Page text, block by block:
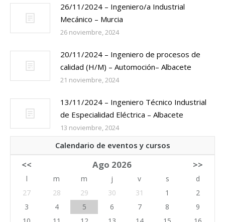
26/11/2024 – Ingeniero/a Industrial
Mecánico – Murcia
26 noviembre, 2024
20/11/2024 – Ingeniero de procesos de
calidad (H/M) – Automoción– Albacete
21 noviembre, 2024
13/11/2024 – Ingeniero Técnico Industrial
de Especialidad Eléctrica – Albacete
13 noviembre, 2024
Calendario de eventos y cursos
<< Ago 2026 >>
l m m j v s
d
27
28 29 30 31 1
2
3
4 5 6 7 8
9